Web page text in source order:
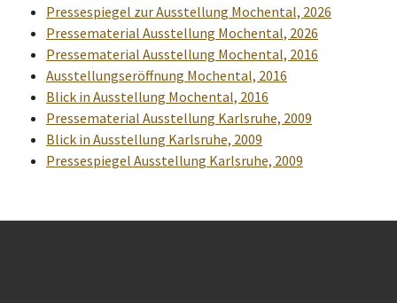
Pressespiegel zur Ausstellung Mochental, 2026
Pressematerial Ausstellung Mochental, 2026
Pressematerial Ausstellung Mochental, 2016
Ausstellungseröffnung Mochental, 2016
Blick in Ausstellung Mochental, 2016
Pressematerial Ausstellung Karlsruhe, 2009
Blick in Ausstellung Karlsruhe, 2009
Pressespiegel Ausstellung Karlsruhe, 2009